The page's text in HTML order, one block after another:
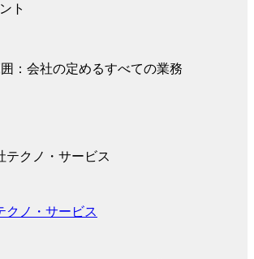
ト
：会社の定めるすべての業務
クノ・サービス